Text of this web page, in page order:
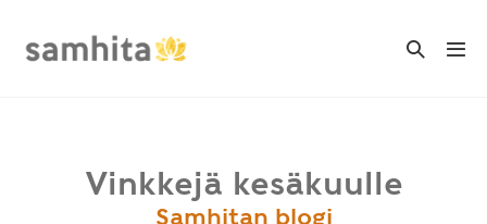
Search
Vinkkejä kesäkuulle
Samhitan blogi